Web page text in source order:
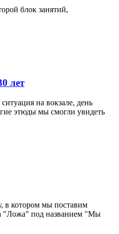
блок занятий,
лет
на вокзале, день
этюды мы смогли увидеть
в котором мы поставим
"Ложа" под названием "Мы